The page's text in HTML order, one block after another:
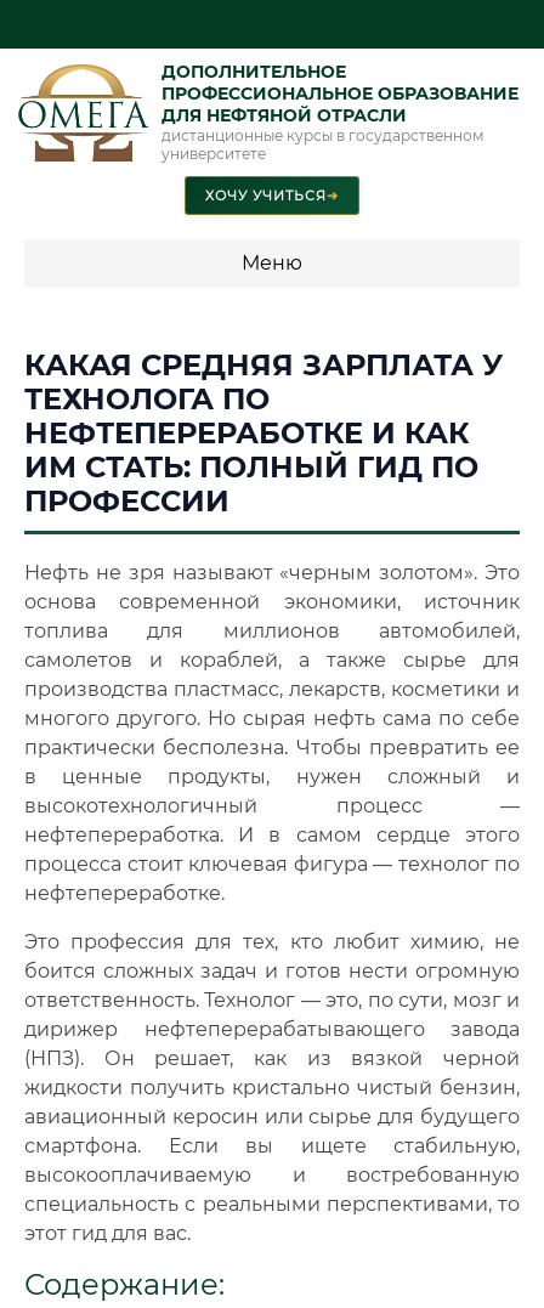
ДОПОЛНИТЕЛЬНОЕ
ПРОФЕССИОНАЛЬНОЕ ОБРАЗОВАНИЕ
ДЛЯ НЕФТЯНОЙ ОТРАСЛИ
дистанционные курсы в государственном
университете
ХОЧУ УЧИТЬСЯ➜
Меню
Стоимость по программам обучения "Нефтяная отрасль"
📜 Документы и аккредитация ФИС ФРДО
🔍Нажмите на документ для увеличения и просмотра
КАКАЯ СРЕДНЯЯ ЗАРПЛАТА У
ТЕХНОЛОГА ПО
НЕФТЕПЕРЕРАБОТКЕ И КАК
ИМ СТАТЬ: ПОЛНЫЙ ГИД ПО
ПРОФЕССИИ
Нефть не зря называют «черным золотом». Это
основа современной экономики, источник
топлива для миллионов автомобилей,
самолетов и кораблей, а также сырье для
производства пластмасс, лекарств, косметики и
многого другого. Но сырая нефть сама по себе
практически бесполезна. Чтобы превратить ее
в ценные продукты, нужен сложный и
высокотехнологичный процесс —
нефтепереработка. И в самом сердце этого
процесса стоит ключевая фигура — технолог по
нефтепереработке.
Это профессия для тех, кто любит химию, не
боится сложных задач и готов нести огромную
ответственность. Технолог — это, по сути, мозг и
дирижер нефтеперерабатывающего завода
(НПЗ). Он решает, как из вязкой черной
жидкости получить кристально чистый бензин,
авиационный керосин или сырье для будущего
смартфона. Если вы ищете стабильную,
высокооплачиваемую и востребованную
специальность с реальными перспективами, то
этот гид для вас.
Содержание: